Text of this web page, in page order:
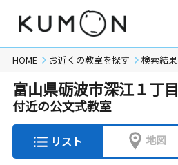
HOME お近くの教室を探す 検索結果
富山県砺波市深江１丁目
付近の公文式教室
リスト 地図